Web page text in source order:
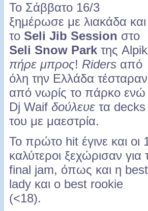
Το Σάββατο 16/3
ξημέρωσε με λιακάδα και
το Seli Jib Session στο
Seli Snow Park της
πήρε μπρος! Riders από
όλη την Ελλάδα τέσταραν
από νωρίς το πάρκο ενώ
Dj Waif δούλευε τα decks
του με μαεστρία.
Το πρώτο hit έγινε και οι
καλύτεροι ξεχώρισαν για
final jam, όπως και η best
lady και ο best rookie
(<18).